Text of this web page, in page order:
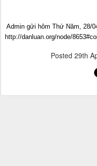
Admin gửi hôm Thứ Năm, 28/
http://danluan.org/node/
Posted 29th